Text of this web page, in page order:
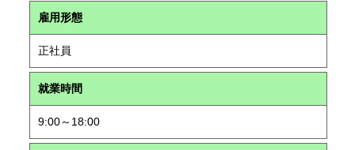
雇用形態
正社員
就業時間
9:00～18:00